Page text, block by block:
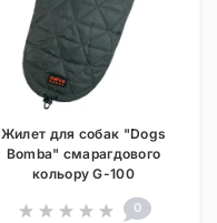
Жилет для собак "Dogs
Bomba" смарагдового
кольору G-100
0